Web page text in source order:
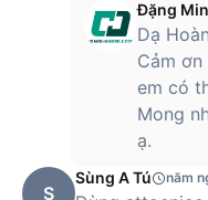
Đặng
Dạ
Cảm
em có
Mong
ạ.
S
Sùng A Tú năm